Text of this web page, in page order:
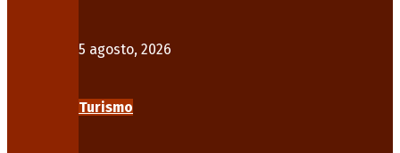
5 agosto, 2026
Turismo